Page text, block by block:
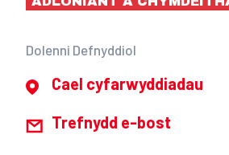
Dolenni Defnyddiol
Cael cyfarwyddiadau
Trefnydd e-bost